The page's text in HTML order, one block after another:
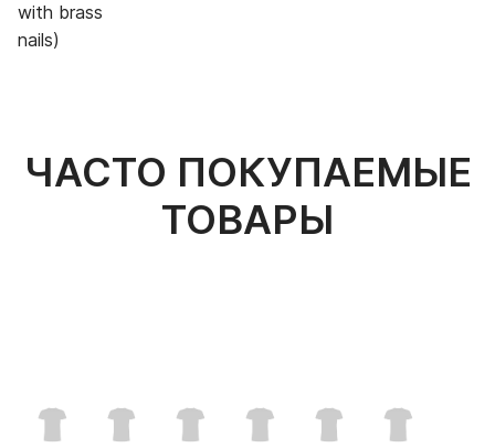
with brass
nails)
ЧАСТО ПОКУПАЕМЫЕ
ТОВАРЫ